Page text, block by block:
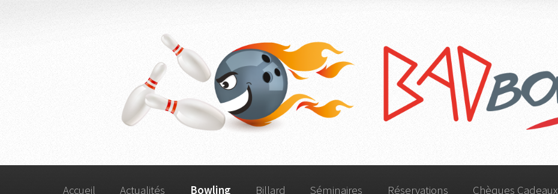
Bowling du Relief - BadBowl Séléstat
Accueil Actualités Bowling Billard Séminaires Réservations Chèques Cadeaux